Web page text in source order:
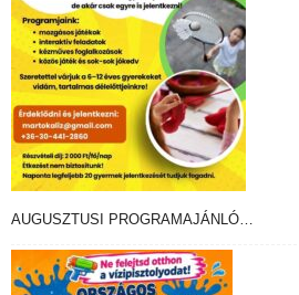
AUGUSZTUSI PROGRAMAJÁNLÓ…